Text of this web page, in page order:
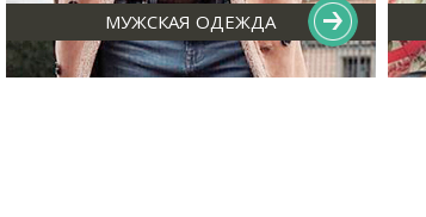
МУЖСКАЯ ОДЕЖДА